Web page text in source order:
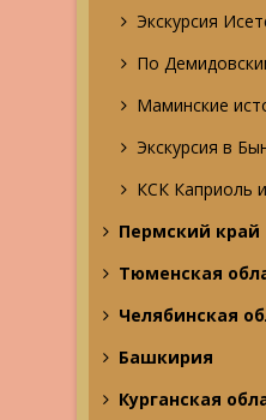
Экскурсия
По
Маминские
Экскурсия в
КСК Каприоль
Пермский край
Тюменская
Челябинская
Башкирия
Курганская